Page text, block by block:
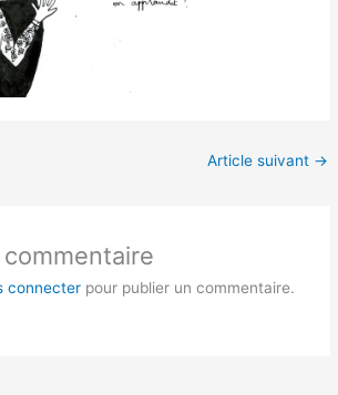
Article suivant →
connecterpour publier un commentaire.